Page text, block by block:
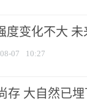
度变化不大
07 10:27
存 大自然已